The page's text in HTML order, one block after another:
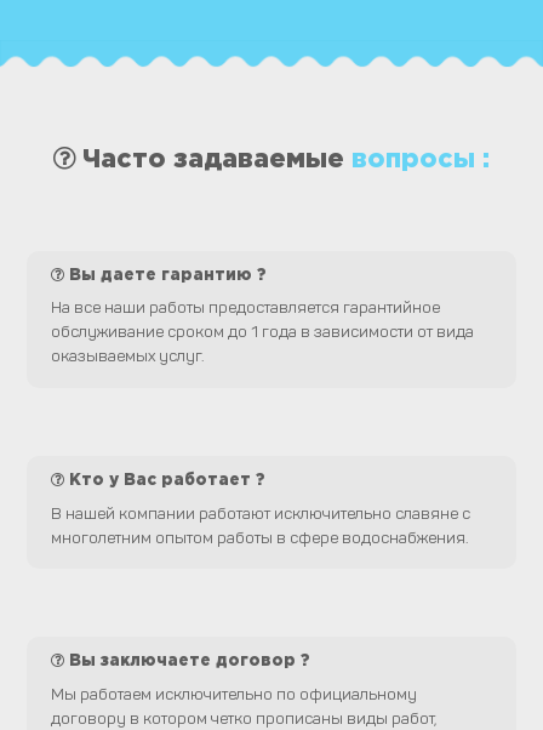
Часто задаваемые вопросы :
Вы даете гарантию ?
На все наши работы предоставляется гарантийное
обслуживание сроком до 1 года в зависимости от вида
оказываемых услуг.
Кто у Вас работает ?
В нашей компании работают исключительно славяне с
многолетним опытом работы в сфере водоснабжения.
Вы заключаете договор ?
Мы работаем исключительно по официальному
договору в котором четко прописаны виды работ,